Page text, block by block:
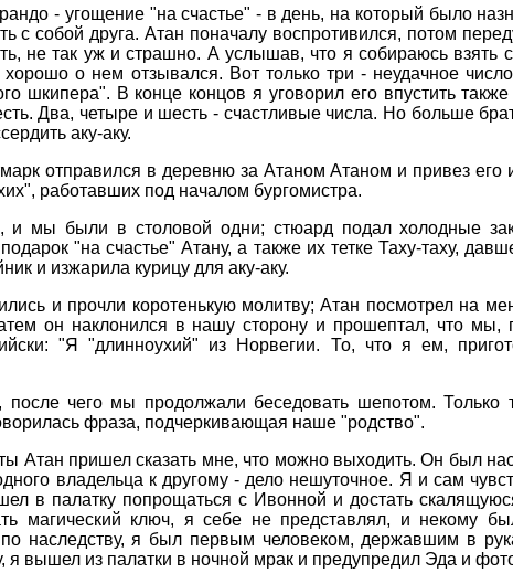
- угощение "на счастье" - в день, на который было
с собой друга. Атан поначалу воспротивился, потом
не так уж и страшно. А услышав, что я собираюсь взять
о нем отзывался. Вот только три - неудачное
шкипера". В конце концов я уговорил его впустить
Два, четыре и шесть - счастливые числа. Но больше
аку-аку.
отправился в деревню за Атаном Атаном и привез его
работавших под началом бургомистра.
и мы были в столовой одни; стюард подал холодные
"на счастье" Атану, а также их тетке Таху-таху,
и изжарила курицу для аку-аку.
и прочли коротенькую молитву; Атан посмотрел на
он наклонился в нашу сторону и прошептал, что мы,
"Я "длинноухий" из Норвегии. То, что я ем,
после чего мы продолжали беседовать шепотом.
фраза, подчеркивающая наше "родство".
Атан пришел сказать мне, что можно выходить. Он был
владельца к другому - дело нешуточное. Я и сам
в палатку попрощаться с Ивонной и достать
магический ключ, я себе не представлял, и некому
наследству, я был первым человеком, державшим в
я вышел из палатки в ночной мрак и предупредил Эда и